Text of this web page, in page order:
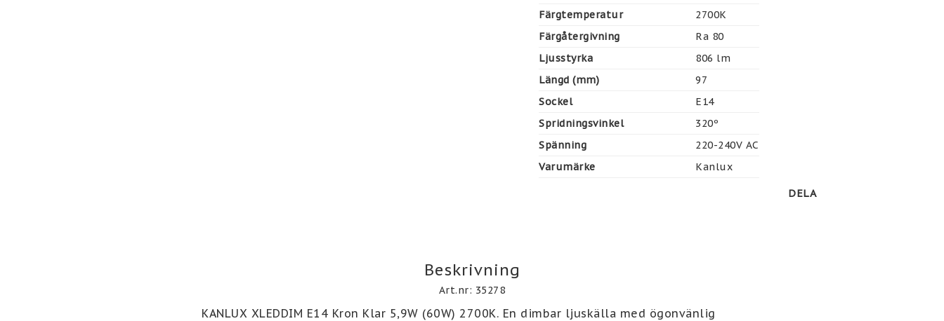
Färgtemperatur
2700K
Färgåtergivning
Ra 80
Ljusstyrka
806 lm
Längd (mm)
97
Sockel
E14
Spridningsvinkel
320º
Spänning
220-240V AC
Varumärke
Kanlux
DELA
Beskrivning
Art.nr: 35278
KANLUX XLEDDIM E14 Kron Klar 5,9W (60W) 2700K. En dimbar ljuskälla med ögonvänlig